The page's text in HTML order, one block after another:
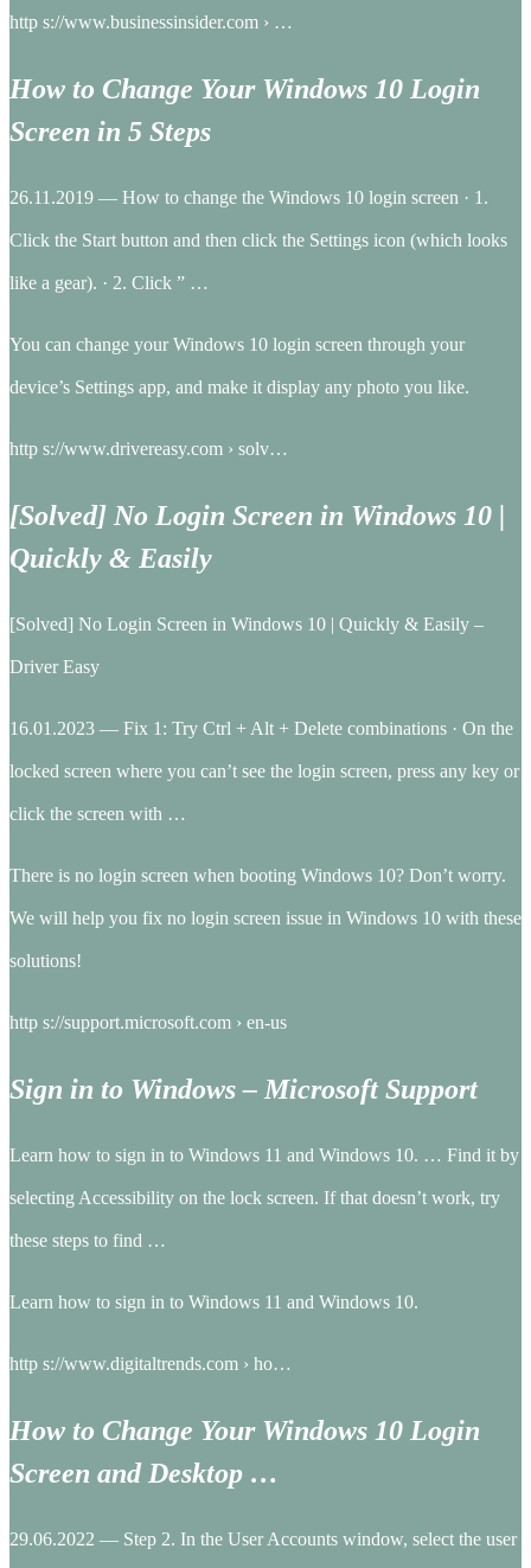
http s://www.businessinsider.com › …
How to Change Your Windows 10 Login
Screen in 5 Steps
26.11.2019 — How to change the Windows 10 login screen · 1.
Click the Start button and then click the Settings icon (which looks
like a gear). · 2. Click ” …
You can change your Windows 10 login screen through your
device’s Settings app, and make it display any photo you like.
http s://www.drivereasy.com › solv…
[Solved] No Login Screen in Windows 10 |
Quickly & Easily
[Solved] No Login Screen in Windows 10 | Quickly & Easily –
Driver Easy
16.01.2023 — Fix 1: Try Ctrl + Alt + Delete combinations · On the
locked screen where you can’t see the login screen, press any key or
click the screen with …
There is no login screen when booting Windows 10? Don’t worry.
We will help you fix no login screen issue in Windows 10 with these
solutions!
http s://support.microsoft.com › en-us
Sign in to Windows – Microsoft Support
Learn how to sign in to Windows 11 and Windows 10. … Find it by
selecting Accessibility on the lock screen. If that doesn’t work, try
these steps to find …
Learn how to sign in to Windows 11 and Windows 10.
http s://www.digitaltrends.com › ho…
How to Change Your Windows 10 Login
Screen and Desktop …
29.06.2022 — Step 2. In the User Accounts window, select the user